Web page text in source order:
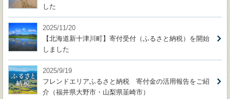
した
2025/11/20
【北海道新十津川町】寄付受付（ふるさと納税）を開始
しました
2025/9/19
フレンドエリアふるさと納税 寄付金の活用報告をご紹
介（福井県大野市・山梨県韮崎市）